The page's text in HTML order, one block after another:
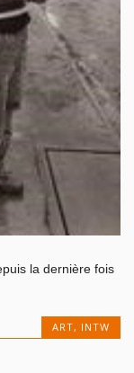
la dernière fois
ART, INTW